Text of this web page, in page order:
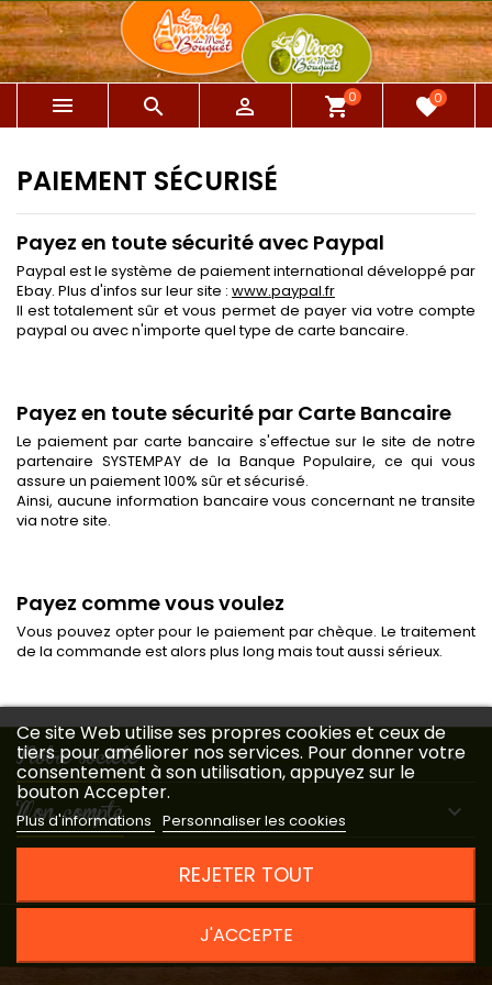
   shopping_cart0 favorite
0
PAIEMENT SÉCURISÉ
Payez en toute sécurité avec Paypal
Paypal est le système de paiement international développé par
Ebay. Plus d'infos sur leur site : www.paypal.fr
Il est totalement sûr et vous permet de payer via votre compte
paypal ou avec n'importe quel type de carte bancaire.
Payez en toute sécurité par Carte Bancaire
Le paiement par carte bancaire s'effectue sur le site de notre
partenaire SYSTEMPAY de la Banque Populaire, ce qui vous
assure un paiement 100% sûr et sécurisé.
Ainsi, aucune information bancaire vous concernant ne transite
via notre site.
Payez comme vous voulez
Vous pouvez opter pour le paiement par chèque. Le traitement
de la commande est alors plus long mais tout aussi sérieux.
Notre société 
Mon compte 
Ce site Web utilise ses propres cookies et ceux de
tiers pour améliorer nos services. Pour donner votre
consentement à son utilisation, appuyez sur le
bouton Accepter.
Plus d'informations Personnaliser les cookies
REJETER TOUT
J'ACCEPTE
© Copyright 2026 Les Amandes et Olives du Mont Bouquet. Tous
droits réservés.